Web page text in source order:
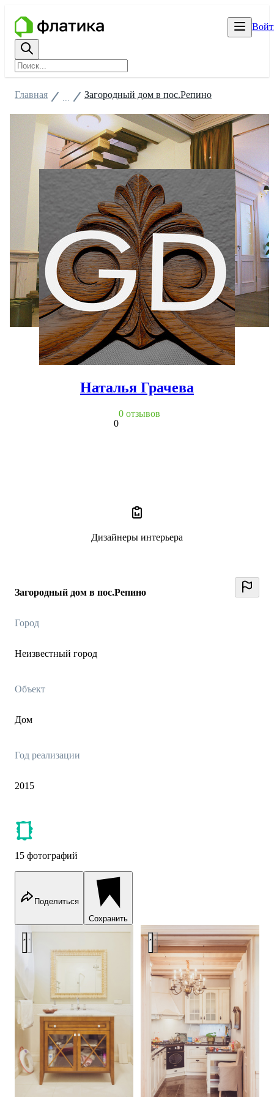
Загородный дом в пос.Репино
Город
Неизвестный город
Объект
Дом
Год реализации
2015
15 фотографий
Поделиться
Сохранить
Загородный дом в пос.РепиноЗагородный дом в
Главная Загородный дом в пос.Репино
Наталья Грачева
0
0 отзывов
Дизайнеры интерьера